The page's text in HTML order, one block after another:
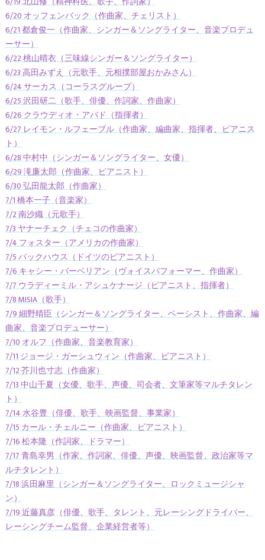
6/20 オッフェンバック（作曲家、チェリスト）
6/21 都倉俊一（作曲家、シンガー＆ソングライター、音楽プロデュ
ーサー）
6/22 桃山晴衣（三味線シンガー＆ソングライター）
6/23 高田みずえ（元歌手、元相撲部屋おかみさん）
6/24 サーカス（コーラスグループ）
6/25 沢田研二（歌手、俳優、作詞家、作曲家）
6/26 クラウディオ・アバド（指揮者）
6/27 レイモン・ルフェーブル（作曲家、編曲家、指揮者、ピアニス
ト）
6/28 中村中（シンガー＆ソングライター、女優）
6/29 滝廉太郎（作曲家、ピアニスト）
6/30 弘田龍太郎（作曲家）
7/1 橋本一子（音楽家）
7/2 南沙織（元歌手）
7/3 ヤナーチェク（チェコの作曲家）
7/4 フォスター（アメリカの作曲家）
7/5 バックハウス（ドイツのピアニスト）
7/6 キャシー・バーベリアン（ヴォイスパフォーマー、作曲家）
7/7 ウラディーミル・アシュケナージ（ピアニスト、指揮者）
7/8 MISIA（歌手）
7/9 細野晴臣（シンガー＆ソングライター、ベーシスト、作曲家、編
曲家、音楽プロデューサー）
7/10 オルフ（作曲家、音楽教育家）
7/11 ジョージ・ガーシュウィン（作曲家、ピアニスト）
7/12 芥川也寸志（作曲家）
7/13 中山千夏（女優、歌手、声優、司会者、文筆家等マルチタレン
ト）
7/14 水谷豊（俳優、歌手、映画監督、事業家）
7/15 カール・チェルニー（作曲家、ピアニスト）
7/16 松本隆（作詞家、ドラマー）
7/17 青島幸男（作家、作詞家、俳優、声優、映画監督、政治家等マ
ルチタレント）
7/18 浜田麻里（シンガー＆ソングライター、ロックミュージシャ
ン）
7/19 近藤真彦（俳優、歌手、タレント、元レーシングドライバー、
レーシングチーム監督、企業経営者等）